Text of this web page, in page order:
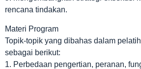
rencana tindakan.
Materi Program
Topik-topik yang dibahas dalam
sebagai berikut:
1. Perbedaan pengertian, peranan,